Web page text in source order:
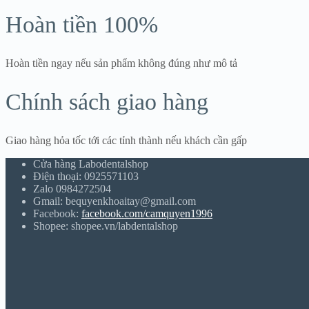
Hoàn tiền 100%
Hoàn tiền ngay nếu sản phẩm không đúng như mô tả
Chính sách giao hàng
Giao hàng hỏa tốc tới các tỉnh thành nếu khách cần gấp
Cửa hàng Labodentalshop
Điện thoại: 0925571103
Zalo 0984272504
Gmail: bequyenkhoaitay@gmail.com
Facebook: facebook.com/camquyen1996
Shopee: shopee.vn/labdentalshop